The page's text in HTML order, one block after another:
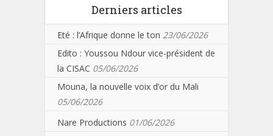
Derniers articles
Eté : l’Afrique donne le ton 23/06/2026
Edito : Youssou Ndour vice-président de
la CISAC 05/06/2026
Mouna, la nouvelle voix d’or du Mali
05/06/2026
Nare Productions 01/06/2026